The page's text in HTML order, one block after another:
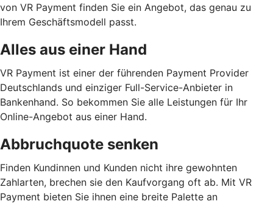
von VR Payment finden Sie ein Angebot, das genau zu
Ihrem Geschäftsmodell passt.
Alles aus einer Hand
VR Payment ist einer der führenden Payment Provider
Deutschlands und einziger Full-Service-Anbieter in
Bankenhand. So bekommen Sie alle Leistungen für Ihr
Online-Angebot aus einer Hand.
Abbruchquote senken
Finden Kundinnen und Kunden nicht ihre gewohnten
Zahlarten, brechen sie den Kaufvorgang oft ab. Mit VR
Payment bieten Sie ihnen eine breite Palette an